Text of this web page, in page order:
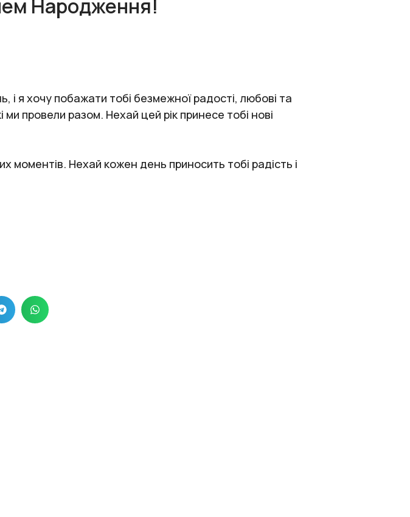
Народження!
я хочу побажати тобі безмежної радості, любові та
провели разом. Нехай цей рік принесе тобі нові
моментів. Нехай кожен день приносить тобі радість і